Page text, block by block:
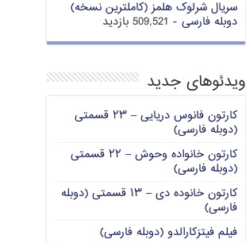
سریال شرلوک هلمز (کاملترین نسخه)
دوبله فارسی - 509,521 بازدید
ویدئوهای جدید
کارتون فانوس دریایی – ۲۳ قسمتی
(دوبله فارسی)
کارتون خانواده وحوش – ۲۲ قسمتی
(دوبله فارسی)
کارتون خانوده دی – ۱۳ قسمتی (دوبله
فارسی)
فیلم فیتزکارالدو (دوبله فارسی)